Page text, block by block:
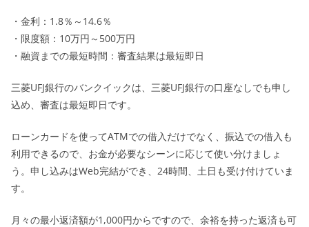
・金利：1.8％～14.6％
・限度額：10万円～500万円
・融資までの最短時間：審査結果は最短即日
三菱UFJ銀行のバンクイックは、三菱UFJ銀行の口座なしでも申し
込め、審査は最短即日です。
ローンカードを使ってATMでの借入だけでなく、振込での借入も
利用できるので、お金が必要なシーンに応じて使い分けましょ
う。申し込みはWeb完結ができ、24時間、土日も受け付けていま
す。
月々の最小返済額が1,000円からですので、余裕を持った返済も可